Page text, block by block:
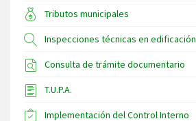
Tributos municipales
Inspecciones técnicas en edificación
Consulta de trámite documentario
T.U.P.A.
Implementación del Control Interno